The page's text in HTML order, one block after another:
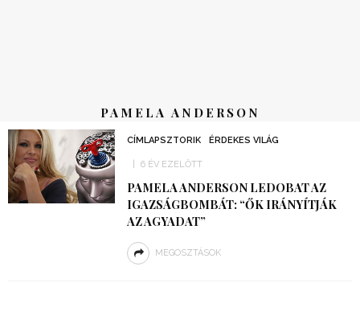
PAMELA ANDERSON
CÍMLAPSZTORIK ÉRDEKES VILÁG
6 ÉV EZELŐTT
PAMELA ANDERSON LEDOBAT AZ
IGAZSÁGBOMBÁT: “ŐK IRÁNYÍTJÁK
AZ AGYADAT”
MEGOSZTÁSOK